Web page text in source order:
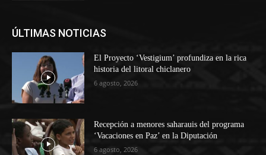
ÚLTIMAS NOTICIAS
El Proyecto ‘Vestigium’ profundiza en la rica
historia del litoral chiclanero
6 agosto, 2026
Recepción a menores saharauis del programa
‘Vacaciones en Paz’ en la Diputación
6 agosto, 2026